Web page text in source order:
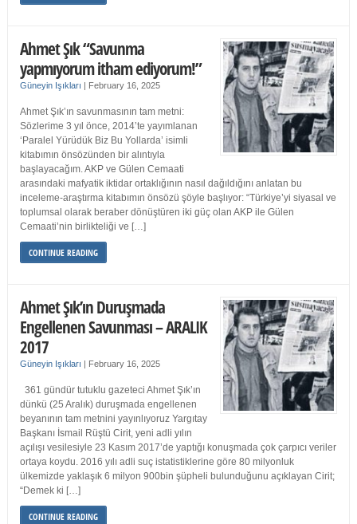
Ahmet Şık “Savunma
yapmıyorum itham ediyorum!”
Güneyin Işıkları | February 16, 2025
Ahmet Şık’ın savunmasının tam metni:
Sözlerime 3 yıl önce, 2014’te yayımlanan
‘Paralel Yürüdük Biz Bu Yollarda’ isimli
kitabımın önsözünden bir alıntıyla
başlayacağım. AKP ve Gülen Cemaati
arasındaki mafyatik iktidar ortaklığının nasıl dağıldığını anlatan bu
inceleme-araştırma kitabımın önsözü şöyle başlıyor: “Türkiye’yi siyasal ve
toplumsal olarak beraber dönüştüren iki güç olan AKP ile Gülen
Cemaati’nin birlikteliği ve […]
CONTINUE READING
Ahmet Şık’ın Duruşmada
Engellenen Savunması – ARALIK
2017
Güneyin Işıkları | February 16, 2025
361 gündür tutuklu gazeteci Ahmet Şık’ın
dünkü (25 Aralık) duruşmada engellenen
beyanının tam metnini yayınlıyoruz Yargıtay
Başkanı İsmail Rüştü Cirit, yeni adli yılın
açılışı vesilesiyle 23 Kasım 2017’de yaptığı konuşmada çok çarpıcı veriler
ortaya koydu. 2016 yılı adli suç istatistiklerine göre 80 milyonluk
ülkemizde yaklaşık 6 milyon 900bin şüpheli bulunduğunu açıklayan Cirit;
“Demek ki […]
CONTINUE READING